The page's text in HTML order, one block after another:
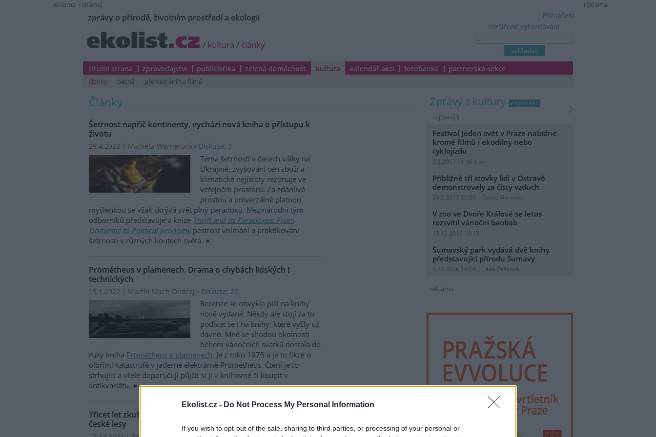
Ekolist.cz - Do Not Process My Personal Information
If you wish to opt-out of the sale, sharing to third parties, or processing of your personal or
reklama
reklama reklama
zprávy o přírodě, životním prostředí a ekologii
/ kultura / články
rozšířené vyhledávání
Přihlášení
titulní strana zpravodajství publicistika zelená domácnost kultura kalendář akcí fotobanka partnerská sekce
články básně přehled knih a filmů
Články
Šetrnost napříč kontinenty, vychází nová kniha o přístupu k
životu
29.4.2022 | Markéta Wernerová Diskuse: 3
Téma šetrnosti v časech války na
Ukrajině, zvyšování cen zboží a
klimatické nejistoty rezonuje ve
veřejném prostoru. Za zdánlivě
prostou a univerzálně platnou
myšlenkou se však skrývá svět plný paradoxů. Mezinárodní tým
odborníků představuje v knize Thrift and Its Paradoxes: From
Domestic to Political Economypestrost vnímání a praktikování
šetrnosti v různých koutech světa.
Prométheus v plamenech. Drama o chybách lidských i
technických
19.1.2022 | Martin Mach Ondřej Diskuse: 22
Recenze se obvykle píší na knihy
nově vydané. Někdy ale stojí za to
podívat se i na knihy, které vyšly už
dávno. Mně se shodou okolností
během vánočních svátků dostala do
ruky kniha Prométheus v plamenech. Je z roku 1975 a je to fikce o
olbřímí katastrofě v jaderné elektrárně Prométheus. Čtení je to
strhující a vřele doporučuji půjčit si ji v knihovně či koupit v
antikvariátu.
Třicet let zkušeností lesníka Vladislava Ferkla jako naděje pro
české lesy
zprávy z kultury
nejnovější
nejčtenější
Festival Jeden svět v Praze nabídne
kromě filmů i ekodílny nebo
cyklojízdu
3.3.2017 01:06 | zv
Přibližně tři stovky lidí v Ostravě
demonstrovaly za čistý vzduch
24.2.2017 10:00 | David Moravec
V zoo ve Dvoře Králové se letos
rozsvítil vánoční baobab
15.12.2016 10:15
Šumavský park vydává dvě knihy
představující přírodu Šumavy
5.12.2016 19:18 | Lada Pešková
reklama